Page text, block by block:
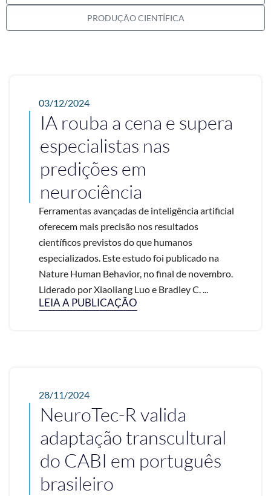
PRODUÇÃO CIENTÍFICA
03/12/2024
IA rouba a cena e supera
especialistas nas
predições em
neurociência
Ferramentas avançadas de inteligência artificial
oferecem mais precisão nos resultados
científicos previstos do que humanos
especializados. Este estudo foi publicado na
Nature Human Behavior, no final de novembro.
Liderado por Xiaoliang Luo e Bradley C. ...
LEIA A PUBLICAÇÃO
28/11/2024
NeuroTec-R valida
adaptação transcultural
do CABI em português
brasileiro